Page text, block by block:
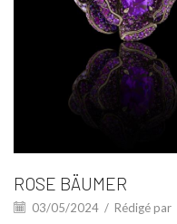
ROSE BÄUMER
03/05/2024 / Rédigé par